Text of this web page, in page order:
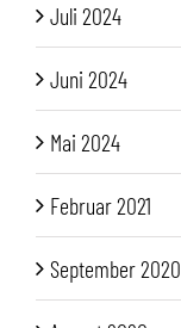
Juli 2024
Juni 2024
Mai 2024
Februar 2021
September 2020